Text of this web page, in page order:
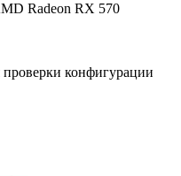
Radeon RX 570
конфигурации